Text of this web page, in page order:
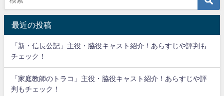
最近の投稿
「新・信長公記」主役・脇役キャスト紹介！あらすじや評判も
チェック！
「家庭教師のトラコ」主役・脇役キャスト紹介！あらすじや評
判もチェック！